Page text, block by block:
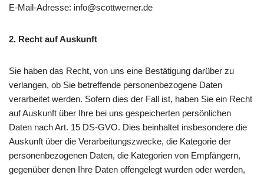
E-Mail-Adresse: info@scottwerner.de
2. Recht auf Auskunft
Sie haben das Recht, von uns eine Bestätigung darüber zu
verlangen, ob Sie betreffende personenbezogene Daten
verarbeitet werden. Sofern dies der Fall ist, haben Sie ein Recht
auf Auskunft über Ihre bei uns gespeicherten persönlichen
Daten nach Art. 15 DS-GVO. Dies beinhaltet insbesondere die
Auskunft über die Verarbeitungszwecke, die Kategorie der
personenbezogenen Daten, die Kategorien von Empfängern,
gegenüber denen Ihre Daten offengelegt wurden oder werden,